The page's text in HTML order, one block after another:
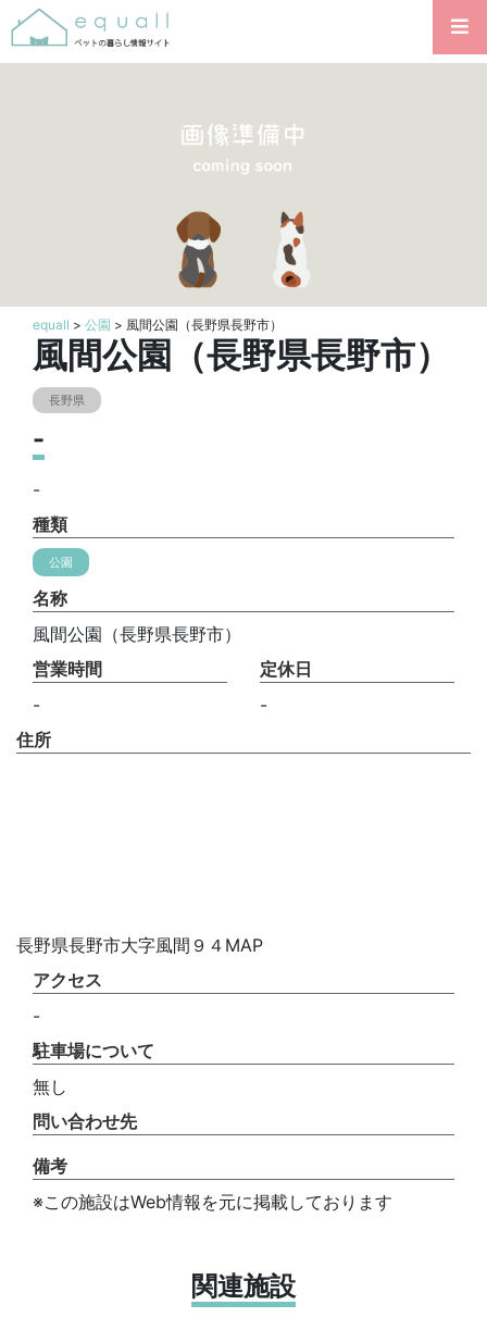
equall > 公園 > 風間公園（長野県長野市）
風間公園（長野県長野市）
長野県
-
-
種類
公園
名称
風間公園（長野県長野市）
営業時間
-
定休日
-
住所
長野県長野市大字風間９４MAP
アクセス
-
駐車場について
無し
問い合わせ先
備考
※この施設はWeb情報を元に掲載しております
関連施設